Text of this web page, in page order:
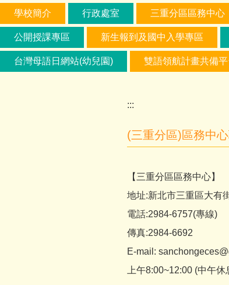
學校簡介
行政處室 三重分區區務中心
公開授課專區 新生報到及國中入學專區
台灣母語日網站(幼兒園) 雙語領航計畫共備平
:::
(三重分區)區務中
【三重分區區務中心】
地址:新北市三重區大有
電話:2984-6757(專線)
傳真:2984-6692
E-mail:
上午8:00~12:00 (中午